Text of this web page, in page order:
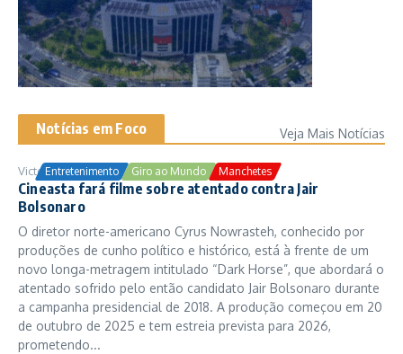
Notícias em Foco Veja Mais Notícias
Entretenimento Giro ao Mundo Manchetes
Victor Samuel 24/10/2025
Cineasta fará filme sobre atentado contra Jair
Bolsonaro
O diretor norte-americano Cyrus Nowrasteh, conhecido por
produções de cunho político e histórico, está à frente de um
novo longa-metragem intitulado “Dark Horse”, que abordará o
atentado sofrido pelo então candidato Jair Bolsonaro durante
a campanha presidencial de 2018. A produção começou em 20
de outubro de 2025 e tem estreia prevista para 2026,
prometendo...